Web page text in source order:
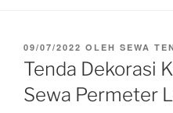
DIPOSKAN
PADA
09/07/2022 OLEH SEWA
Tenda Dekorasi
Sewa Permeter